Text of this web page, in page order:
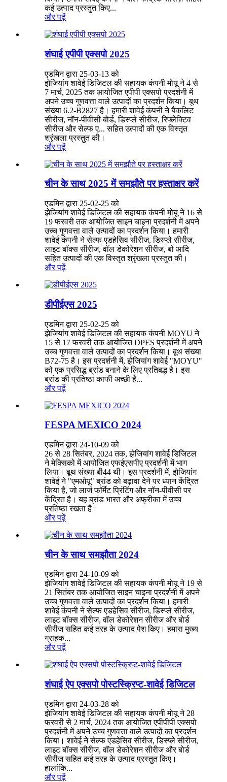
कई उत्पाद प्रस्तुत किए...
और पढ़ें
शंघाई एपीपी एक्सपो 2025
एडमिन द्वारा 25-03-13 को
झेजियांग शावेई डिजिटल की सहायक कंपनी मोयू ने 4 से
7 मार्च, 2025 तक आयोजित एपीपी एक्सपो प्रदर्शनी में
अपने उच्च गुणवत्ता वाले उत्पादों का प्रदर्शन किया। बूथ
संख्या 6.2-B2827 है। हमारी शावेई कंपनी ने बैकलिट
सीरीज, नॉन-पीवीसी बोर्ड, डिस्प्ले सीरीज, रिफ्लेक्टिव
सीरीज और सेल्फ ए... सहित उत्पादों की एक विस्तृत
श्रृंखला प्रस्तुत की।
और पढ़ें
चीन के साथ 2025 में समझौते पर हस्ताक्षर करें
एडमिन द्वारा 25-02-25 को
झेजियांग शावेई डिजिटल की सहायक कंपनी मोयू ने 16 से
19 फरवरी तक आयोजित साइन चाइना प्रदर्शनी में अपने
उच्च गुणवत्ता वाले उत्पादों का प्रदर्शन किया। हमारी
शावेई कंपनी ने सेल्फ एडहेसिव सीरीज, डिस्प्ले सीरीज,
लाइट बॉक्स सीरीज, वॉल डेकोरेशन सीरीज, बो आदि
सहित उत्पादों की एक विस्तृत श्रृंखला प्रस्तुत की।
और पढ़ें
डीपीईएस 2025
एडमिन द्वारा 25-02-25 को
झेजियांग शावेई डिजिटल की सहायक कंपनी MOYU ने
15 से 17 फरवरी तक आयोजित DPES प्रदर्शनी में अपने
उच्च गुणवत्ता वाले उत्पादों का प्रदर्शन किया। बूथ संख्या
B72-75 है। इस प्रदर्शनी में, झेजियांग शावेई "MOYU"
को एक प्रसिद्ध ब्रांड बनाने के लिए प्रतिबद्ध है। इस
ब्रांड की प्रतिष्ठा काफी अच्छी है...
और पढ़ें
FESPA MEXICO 2024
एडमिन द्वारा 24-10-09 को
26 से 28 सितंबर, 2024 तक, झेजियांग शावेई डिजिटल
ने मेक्सिको में आयोजित एफईएसपीए प्रदर्शनी में भाग
लिया। बूथ संख्या बी44 थी। इस प्रदर्शनी में, झेजियांग
शावेई ने "एमओयू" ब्रांड को बढ़ावा देने पर ध्यान केंद्रित
किया है, जो लार्ज फॉर्मेट प्रिंटिंग और नॉन-पीवीसी पर
केंद्रित है। यह ब्रांड भारत और अफ्रीका में उच्च
प्रतिष्ठा रखता है।
और पढ़ें
चीन के साथ समझौता 2024
एडमिन द्वारा 24-10-09 को
झेजियांग शावेई डिजिटल की सहायक कंपनी मोयू ने 19 से
21 सितंबर तक आयोजित साइन चाइना प्रदर्शनी में अपने
उच्च गुणवत्ता वाले उत्पादों का प्रदर्शन किया। हमारी
शावेई कंपनी ने सेल्फ एडहेसिव सीरीज, डिस्प्ले सीरीज,
लाइट बॉक्स सीरीज, वॉल डेकोरेशन सीरीज और बोर्ड
सीरीज सहित कई तरह के उत्पाद पेश किए। हमारा मुख्य
ग्राहक...
और पढ़ें
शंघाई ऐप एक्सपो पोस्टस्क्रिप्ट-शावेई डिजिटल
एडमिन द्वारा 24-03-28 को
झेजियांग शावेई डिजिटल की सहायक कंपनी मोयू ने 28
फरवरी से 2 मार्च, 2024 तक आयोजित एपीपीपी एक्सपो
प्रदर्शनी में अपने उच्च गुणवत्ता वाले उत्पादों का प्रदर्शन
किया। शावेई ने सेल्फ एडहेसिव सीरीज, डिस्प्ले सीरीज,
लाइट बॉक्स सीरीज, वॉल डेकोरेशन सीरीज और बोर्ड
सीरीज सहित कई तरह के उत्पाद प्रस्तुत किए।
हालांकि...
और पढ़ें